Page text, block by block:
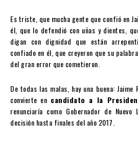
Es triste, que mucha gente que confió en
él, que lo defendió con uñas y dientes,
digan con dignidad que están
confiado en él, que creyeron que su
del gran error que cometieron.
De todas las malas, hay una buena:
convierte en candidato a la
renunciaría como Gobernador de
decisión hasta finales del año 2017.